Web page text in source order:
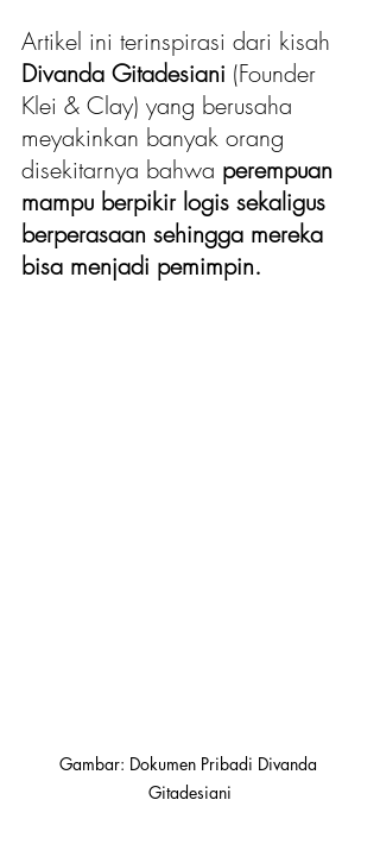
Artikel ini terinspirasi dari kisah
Divanda Gitadesiani (Founder
Klei & Clay) yang berusaha
meyakinkan banyak orang
disekitarnya bahwa perempuan
mampu berpikir logis sekaligus
berperasaan sehingga mereka
bisa menjadi pemimpin.
Gambar: Dokumen Pribadi Divanda
Gitadesiani